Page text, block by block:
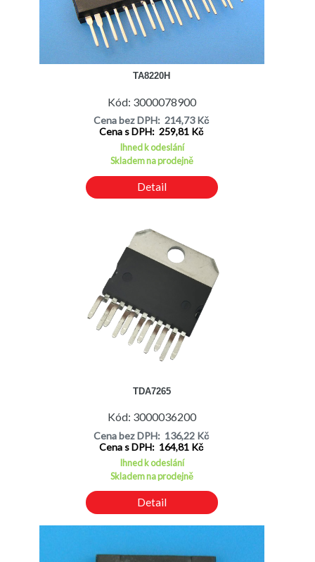
TA8220H
Kód: 3000078900
Cena bez DPH: 214,73 Kč
Cena s DPH: 259,81 Kč
Ihned k odeslání
Skladem na prodejně
Detail
TDA7265
Kód: 3000036200
Cena bez DPH: 136,22 Kč
Cena s DPH: 164,81 Kč
Ihned k odeslání
Skladem na prodejně
Detail